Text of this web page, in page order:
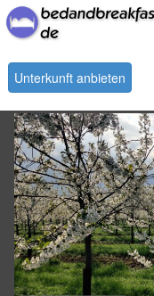
Unterkunft anbieten